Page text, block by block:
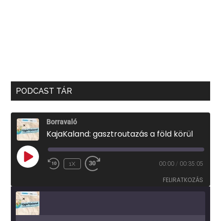
PODCAST TÁR
Borravaló
KajaKaland: gasztroutazás a föld körül
PLAY
EPISODE
1X 00:00 / 00:35:05
FELIRATKOZÁS